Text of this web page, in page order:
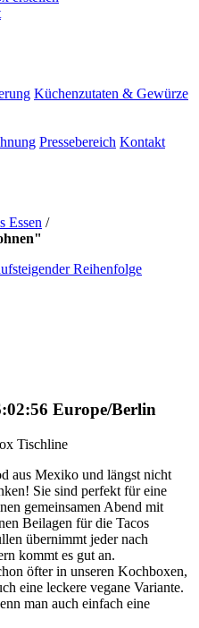
Küchenzutaten & Gewürze
Pressebereich Kontakt
Essen /
Reihenfolge
Europe/Berlin
aus Mexiko und längst nicht
Sie sind perfekt für eine
gemeinsamen Abend mit
Beilagen für die Tacos
übernimmt jeder nach
kommt es gut an.
öfter in unseren Kochboxen,
eine leckere vegane Variante.
man auch einfach eine